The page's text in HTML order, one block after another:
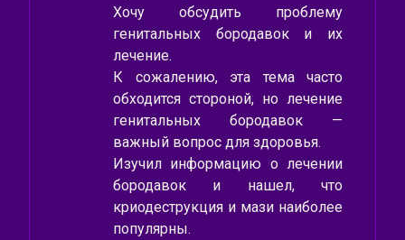
Хочу обсудить проблему
генитальных бородавок и их
лечение.
К сожалению, эта тема часто
обходится стороной, но лечение
генитальных бородавок —
важный вопрос для здоровья.
Изучил информацию о лечении
бородавок и нашел, что
криодеструкция и мази наиболее
популярны.